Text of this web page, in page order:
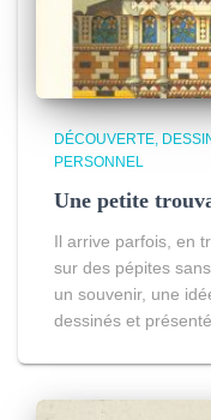
DÉCOUVERTE
PERSONNEL
Une petite
Il arrive parfois, en
sur des pépites
un souvenir, une
dessinés et